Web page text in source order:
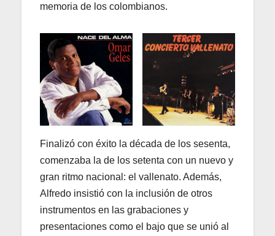
memoria de los colombianos.
Finalizó con éxito la década de los sesenta,
comenzaba la de los setenta con un nuevo y
gran ritmo nacional: el vallenato. Además,
Alfredo insistió con la inclusión de otros
instrumentos en las grabaciones y
presentaciones como el bajo que se unió al